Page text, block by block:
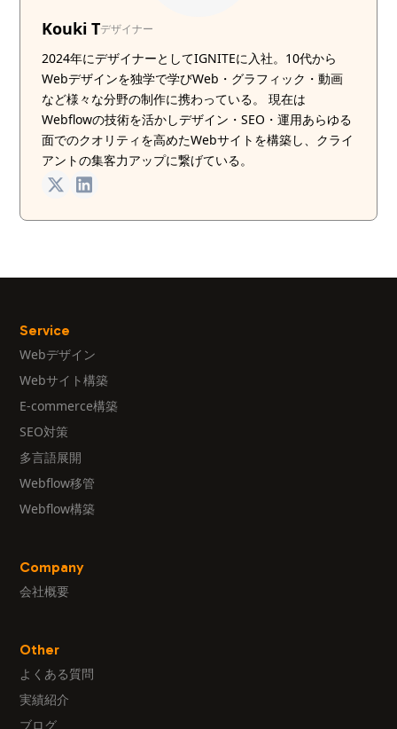
Kouki Tデザイナー
2024年にデザイナーとしてIGNITEに入社。10代から
Webデザインを独学で学びWeb・グラフィック・動画
など様々な分野の制作に携わっている。 現在は
Webflowの技術を活かしデザイン・SEO・運用あらゆる
面でのクオリティを高めたWebサイトを構築し、クライ
アントの集客力アップに繋げている。
Service
Webデザイン
Webサイト構築
E-commerce構築
SEO対策
多言語展開
Webflow移管
Webflow構築
Company
会社概要
Other
よくある質問
実績紹介
ブログ